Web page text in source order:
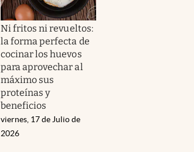
Ni fritos ni revueltos:
la forma perfecta de
cocinar los huevos
para aprovechar al
máximo sus
proteínas y
beneficios
viernes, 17 de Julio de
2026